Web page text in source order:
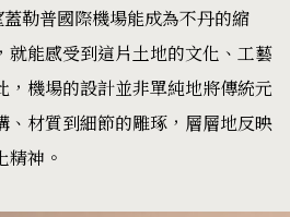
勒普國際機場能成為不丹的縮
就能感受到這片土地的文化、工藝
，機場的設計並非單純地將傳統元
、材質到細節的雕琢，層層地反映
精神。